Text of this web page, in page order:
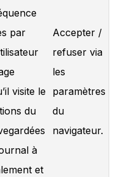
par
visite le
du
à
et
Accepter /
refuser via
les
paramètres
du
navigateur.